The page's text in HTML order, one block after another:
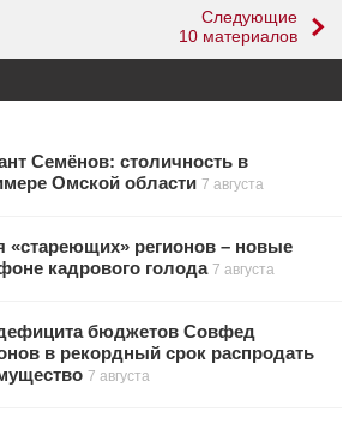
Следующие
10 материалов
Семёнов: столичность в
Омской области 7 августа
«стареющих» регионов – новые
кадрового голода 7 августа
бюджетов Совфед
в рекордный срок распродать
7 августа